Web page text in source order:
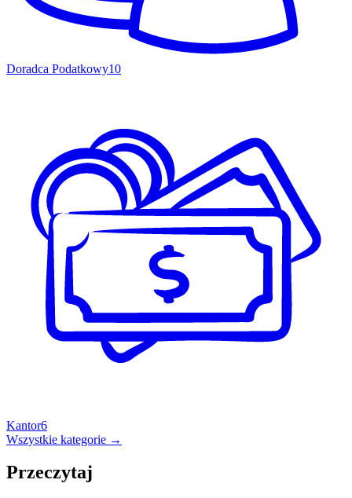
Doradca Podatkowy10
Kantor6
Wszystkie kategorie →
Przeczytaj